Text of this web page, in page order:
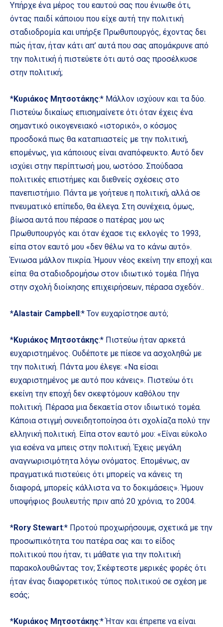
Υπήρχε ένα μέρος του εαυτού σας που ένιωθε ότι,
όντας παιδί κάποιου που είχε αυτή την πολιτική
σταδιοδρομία και υπήρξε Πρωθυπουργός, έχοντας δει
πώς ήταν, ήταν κάτι απ’ αυτά που σας απομάκρυνε από
την πολιτική ή πιστεύετε ότι αυτό σας προσέλκυσε
στην πολιτική;
*Κυριάκος Μητσοτάκης:* Μάλλον ισχύουν και τα δύο.
Πιστεύω δικαίως επισημαίνετε ότι όταν έχεις ένα
σημαντικό οικογενειακό «ιστορικό», ο κόσμος
προσδοκά πως θα καταπιαστείς με την πολιτική,
επομένως, για κάποιους είναι αναπόφευκτο. Αυτό δεν
ισχύει στην περίπτωσή μου, ωστόσο. Σπούδασα
πολιτικές επιστήμες και διεθνείς σχέσεις στο
πανεπιστήμιο. Πάντα με γοήτευε η πολιτική, αλλά σε
πνευματικό επίπεδο, θα έλεγα. Στη συνέχεια, όμως,
βίωσα αυτά που πέρασε ο πατέρας μου ως
Πρωθυπουργός και όταν έχασε τις εκλογές το 1993,
είπα στον εαυτό μου «δεν θέλω να το κάνω αυτό».
Ένιωσα μάλλον πικρία. Ήμουν νέος εκείνη την εποχή και
είπα: θα σταδιοδρομήσω στον ιδιωτικό τομέα. Πήγα
στην σχολή διοίκησης επιχειρήσεων, πέρασα σχεδόν..
*Alastair Campbell :* Τον ευχαρίστησε αυτό;
*Κυριάκος Μητσοτάκης:* Πιστεύω ήταν αρκετά
ευχαριστημένος. Ουδέποτε με πίεσε να ασχοληθώ με
την πολιτική. Πάντα μου έλεγε: «Να είσαι
ευχαριστημένος με αυτό που κάνεις». Πιστεύω ότι
εκείνη την εποχή δεν σκεφτόμουν καθόλου την
πολιτική. Πέρασα μια δεκαετία στον ιδιωτικό τομέα.
Κάποια στιγμή συνειδητοποίησα ότι σχολίαζα πολύ την
ελληνική πολιτική. Είπα στον εαυτό μου: «Είναι εύκολο
για εσένα να μπεις στην πολιτική. Έχεις μεγάλη
αναγνωρισιμότητα λόγω ονόματος. Επομένως, αν
πραγματικά πιστεύεις ότι μπορείς να κάνεις τη
διαφορά, μπορείς κάλλιστα να το δοκιμάσεις». Ήμουν
υποψήφιος βουλευτής πριν από 20 χρόνια, το 2004.
*Rory Stewart:* Προτού προχωρήσουμε, σχετικά με την
προσωπικότητα του πατέρα σας και το είδος
πολιτικού που ήταν, τι μάθατε για την πολιτική
παρακολουθώντας τον; Σκέφτεστε μερικές φορές ότι
ήταν ένας διαφορετικός τύπος πολιτικού σε σχέση με
εσάς;
*Κυριάκος Μητσοτάκης:* Ήταν και έπρεπε να είναι